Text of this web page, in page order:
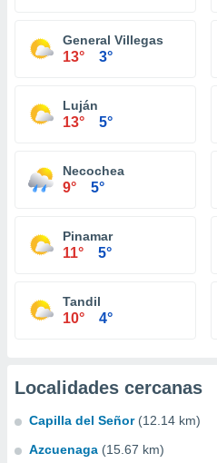
General Villegas
13° 3°
Luján
13° 5°
Necochea
9° 5°
Pinamar
11° 5°
Tandil
10° 4°
Localidades cercanas
Capilla del Señor (12.14 km)
Azcuenaga (15.67 km)